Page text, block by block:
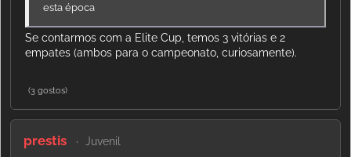
esta época
Se contarmos com a Elite Cup, temos 3 vitórias e 2
empates (ambos para o campeonato, curiosamente).
(3 gostos)
prestis Juvenil